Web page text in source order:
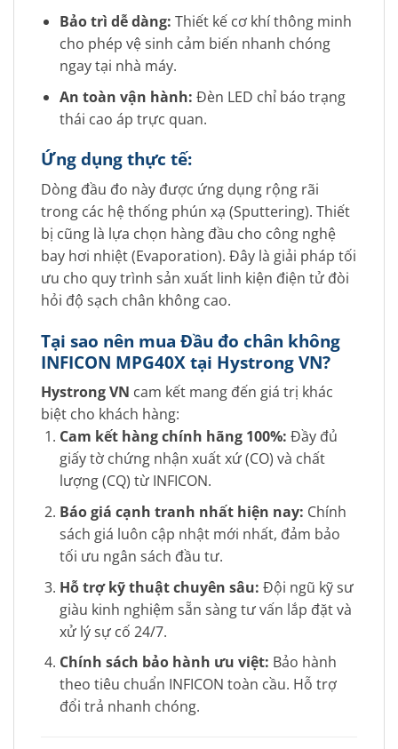
Bảo trì dễ dàng: Thiết kế cơ khí thông minh
cho phép vệ sinh cảm biến nhanh chóng
ngay tại nhà máy.
An toàn vận hành: Đèn LED chỉ báo trạng
thái cao áp trực quan.
Ứng dụng thực tế:
Dòng đầu đo này được ứng dụng rộng rãi
trong các hệ thống phún xạ (Sputtering). Thiết
bị cũng là lựa chọn hàng đầu cho công nghệ
bay hơi nhiệt (Evaporation). Đây là giải pháp tối
ưu cho quy trình sản xuất linh kiện điện tử đòi
hỏi độ sạch chân không cao.
Tại sao nên mua Đầu đo chân không
INFICON MPG40X tại Hystrong VN?
Hystrong VN cam kết mang đến giá trị khác
biệt cho khách hàng:
Cam kết hàng chính hãng 100%: Đầy đủ
giấy tờ chứng nhận xuất xứ (CO) và chất
lượng (CQ) từ INFICON.
Báo giá cạnh tranh nhất hiện nay: Chính
sách giá luôn cập nhật mới nhất, đảm bảo
tối ưu ngân sách đầu tư.
Hỗ trợ kỹ thuật chuyên sâu: Đội ngũ kỹ sư
giàu kinh nghiệm sẵn sàng tư vấn lắp đặt và
xử lý sự cố 24/7.
Chính sách bảo hành ưu việt: Bảo hành
theo tiêu chuẩn INFICON toàn cầu. Hỗ trợ
đổi trả nhanh chóng.